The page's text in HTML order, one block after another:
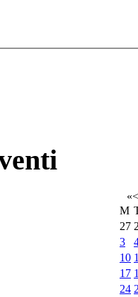
«<
M
27
3
10
17
24